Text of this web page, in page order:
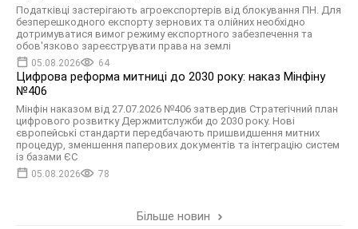
Податківці застерігають агроекспортерів від блокування ПН. Для
безперешкодного експорту зернових та олійних необхідно
дотримуватися вимог режиму експортного забезпечення та
обов'язково зареєструвати права на землі
05.08.2026 64
Цифрова реформа митниці до 2030 року: наказ Мінфіну
№406
Мінфін наказом від 27.07.2026 №406 затвердив Стратегічний план
цифрового розвитку Держмитслужби до 2030 року. Нові
європейські стандарти передбачають пришвидшення митних
процедур, зменшення паперових документів та інтеграцію систем
із базами ЄС
05.08.2026 78
Більше новин